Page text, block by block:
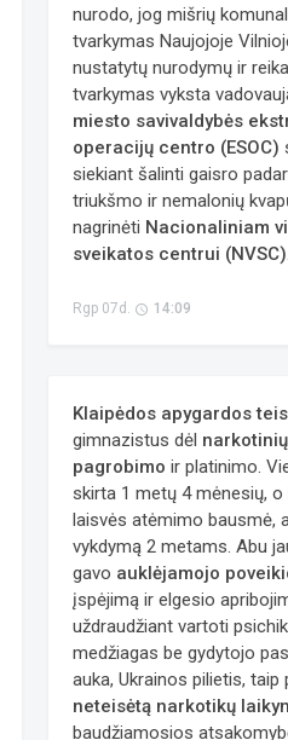
nurodo, jog mišrių
tvarkymas Naujojoje
nustatytų nurodymų ir
tvarkymas vyksta
miesto savivaldybės
operacijų centro (ESOC)
siekiant šalinti gaisro
triukšmo ir nemalonių
nagrinėti Nacionaliniam
sveikatos centrui (NVSC).
Rgp 07d. access_time 14:09
Klaipėdos apygardos
gimnazistus dėl
pagrobimo ir platinimo.
skirta 1 metų 4 mėnesių,
laisvės atėmimo bausmė,
vykdymą 2 metams. Abu
gavo auklėjamojo
įspėjimą ir elgesio
uždraudžiant vartoti
medžiagas be gydytojo
auka, Ukrainos pilietis,
neteisėtą narkotikų
baudžiamosios